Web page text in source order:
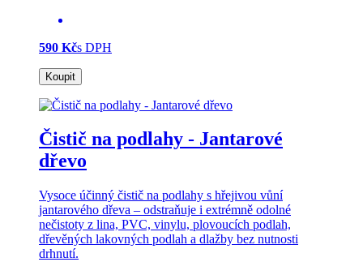
590 Kčs DPH
Koupit
Čistič na podlahy - Jantarové
dřevo
Vysoce účinný čistič na podlahy s hřejivou vůní
jantarového dřeva – odstraňuje i extrémně odolné
nečistoty z lina, PVC, vinylu, plovoucích podlah,
dřevěných lakovných podlah a dlažby bez nutnosti
drhnutí.